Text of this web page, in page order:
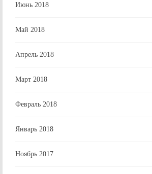
Июнь 2018
Май 2018
Апрель 2018
Март 2018
Февраль 2018
Январь 2018
Ноябрь 2017